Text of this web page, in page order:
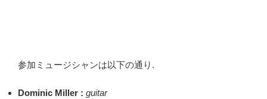
参加ミュージシャンは以下の通り.
Dominic Miller : guitar